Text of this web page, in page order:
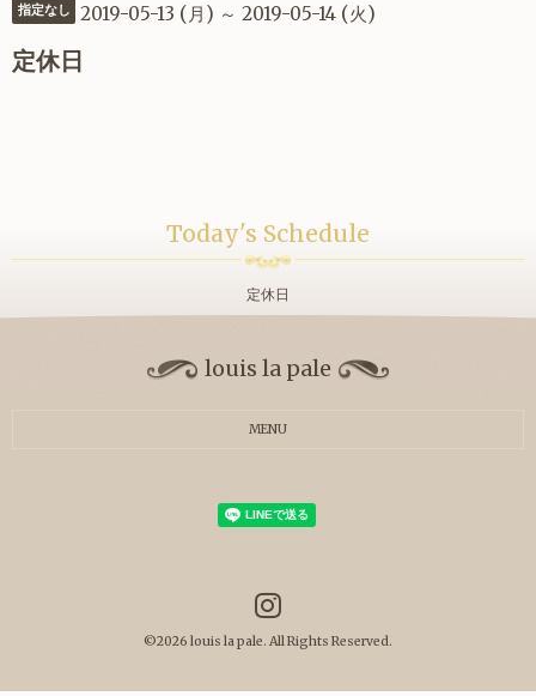
指定なし 2019-05-13 (月) ～ 2019-05-14 (火)
定休日
Today's Schedule
定休日
louis la pale
MENU
©2026 louis la pale. All Rights Reserved.